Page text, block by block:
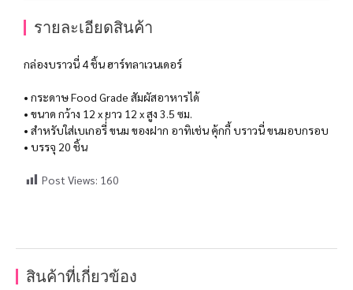
รายละเอียดสินค้า
กล่องบราวนี่ 4 ชิ้น ฮาร์ทลาเวนเดอร์
• กระดาษ Food Grade สัมผัสอาหารได้
• ขนาด กว้าง 12 x ยาว 12 x สูง 3.5 ซม.
• สำหรับใส่เบเกอรี่่ ขนม ของฝาก อาทิเช่น คุ้กกี้ บราวนี่ ขนมอบกรอบ
• บรรจุ 20 ชิ้น
Post Views: 160
สินค้าที่เกี่ยวข้อง